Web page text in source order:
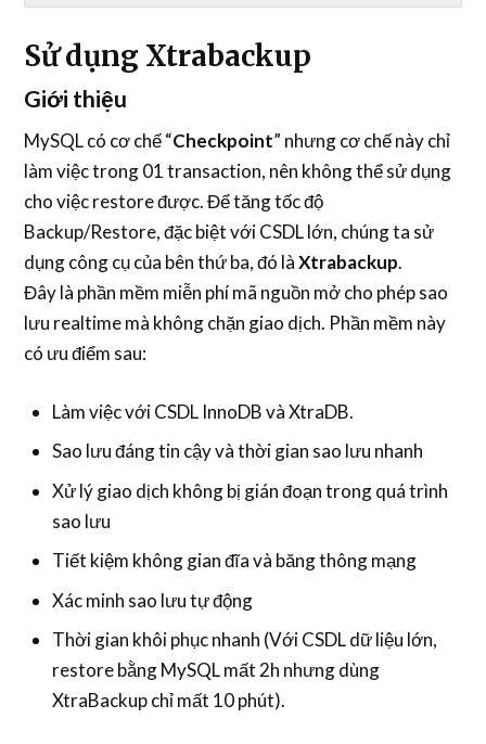
Sử dụng Xtrabackup
Giới thiệu
MySQL có cơ chế “Checkpoint” nhưng cơ chế này chỉ
làm việc trong 01 transaction, nên không thể sử dụng
cho việc restore được. Để tăng tốc độ
Backup/Restore, đặc biệt với CSDL lớn, chúng ta sử
dụng công cụ của bên thứ ba, đó làXtrabackup.
Đây là phần mềm miễn phí mã nguồn mở cho phép sao
lưu realtime mà không chặn giao dịch. Phần mềm này
có ưu điểm sau:
Làm việc với CSDL InnoDB và XtraDB.
Sao lưu đáng tin cậy và thời gian sao lưu nhanh
Xử lý giao dịch không bị gián đoạn trong quá trình
sao lưu
Tiết kiệm không gian đĩa và băng thông mạng
Xác minh sao lưu tự động
Thời gian khôi phục nhanh (Với CSDL dữ liệu lớn,
restore bằng MySQL mất 2h nhưng dùng
XtraBackup chỉ mất 10 phút).